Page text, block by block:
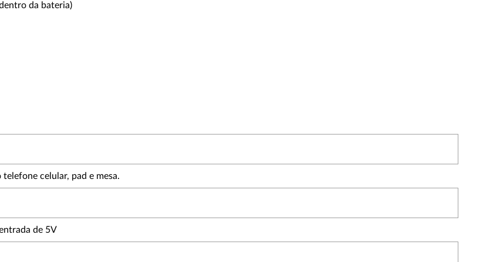
da bateria)
celular, pad e mesa.
de 5V